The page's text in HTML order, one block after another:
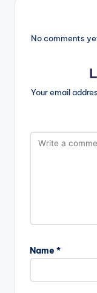
No comments
Your email
Name *